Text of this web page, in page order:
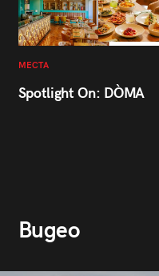
МЕСТА
Spotlight On: DÒMA
Видео